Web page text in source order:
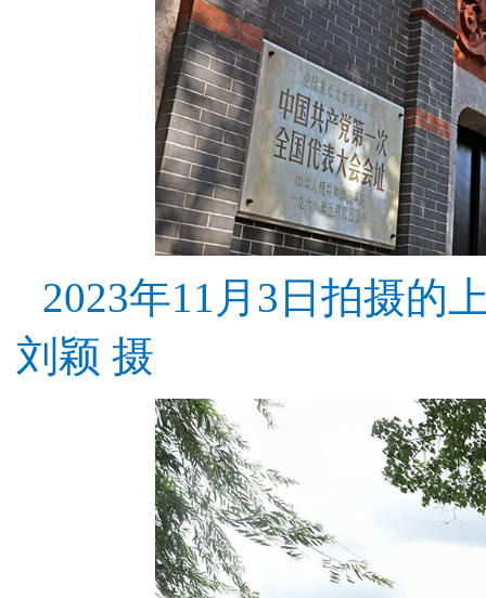
2023年11月3日拍摄的
刘颖 摄